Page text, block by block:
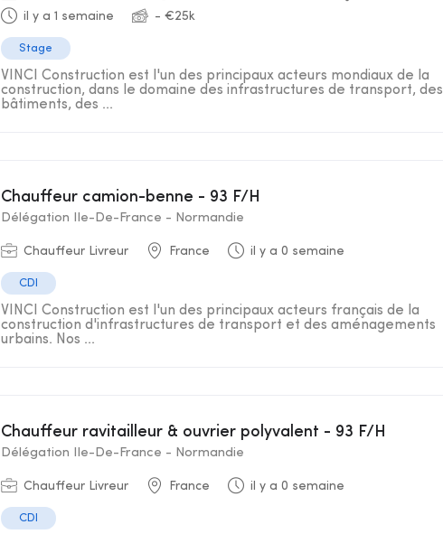
il y a 1 semaine
- €25k
Stage
VINCI Construction est l'un des principaux acteurs mondiaux de la
construction, dans le domaine des infrastructures de transport, des
bâtiments, des ...
Chauffeur camion-benne - 93 F/H
Délégation Ile-De-France - Normandie
Chauffeur Livreur France il y a 0 semaine
CDI
VINCI Construction est l'un des principaux acteurs français de la
construction d'infrastructures de transport et des aménagements
urbains. Nos ...
Chauffeur ravitailleur & ouvrier polyvalent - 93 F/H
Délégation Ile-De-France - Normandie
Chauffeur Livreur France il y a 0 semaine
CDI